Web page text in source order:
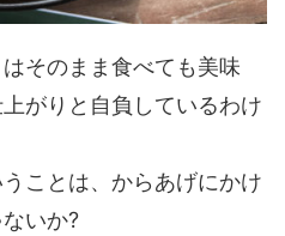
そのまま食べても美味
がりと自負しているわけ
ことは、からあげにかけ
いか?